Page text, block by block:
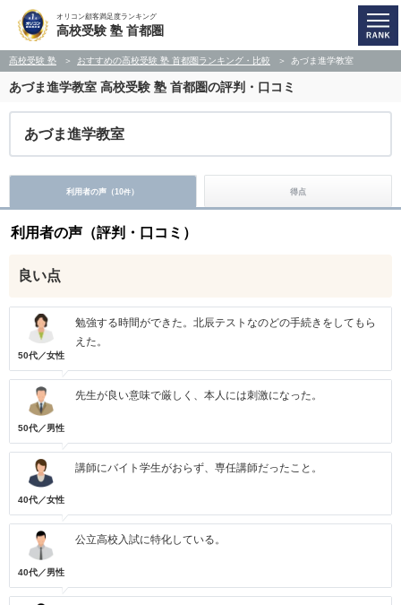
オリコン顧客満足度ランキング
高校受験 塾 首都圏
高校受験 塾 おすすめの高校受験 塾 首都圏ランキング・比較 あづま進学教室
あづま進学教室 高校受験 塾 首都圏の評判・口コミ
あづま進学教室
利用者の声（10件） 得点
利用者の声（評判・口コミ）
良い点
50代／女性
勉強する時間ができた。北辰テストなのどの手続きをしてもら
えた。
50代／男性
先生が良い意味で厳しく、本人には刺激になった。
40代／女性
講師にバイト学生がおらず、専任講師だったこと。
40代／男性
公立高校入試に特化している。